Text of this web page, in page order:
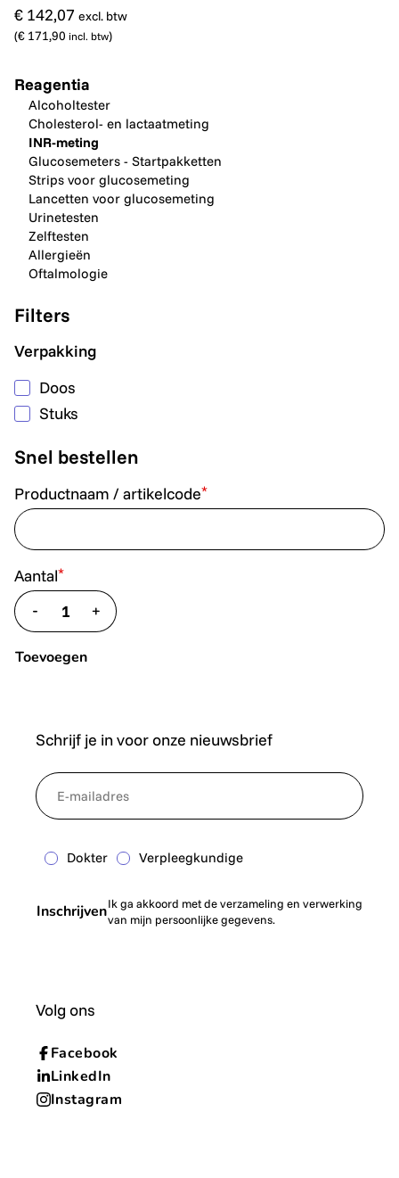
€ 142,07 excl. btw
(€ 171,90 incl. btw)
Reagentia
Alcoholtester
Cholesterol- en lactaatmeting
INR-meting
Glucosemeters - Startpakketten
Strips voor glucosemeting
Lancetten voor glucosemeting
Urinetesten
Zelftesten
Allergieën
Oftalmologie
Filters
Verpakking
Doos
Stuks
Snel bestellen
Productnaam / artikelcode*
Aantal*
- translate.decrease
+translate.increase
Toevoegen
Schrijf je in voor onze nieuwsbrief
NewsletterEmail
Dokter Verpleegkundige
InschrijvenIk ga akkoord met de verzameling en verwerking
van mijn persoonlijke gegevens.
Volg ons
Facebook
LinkedIn
Instagram